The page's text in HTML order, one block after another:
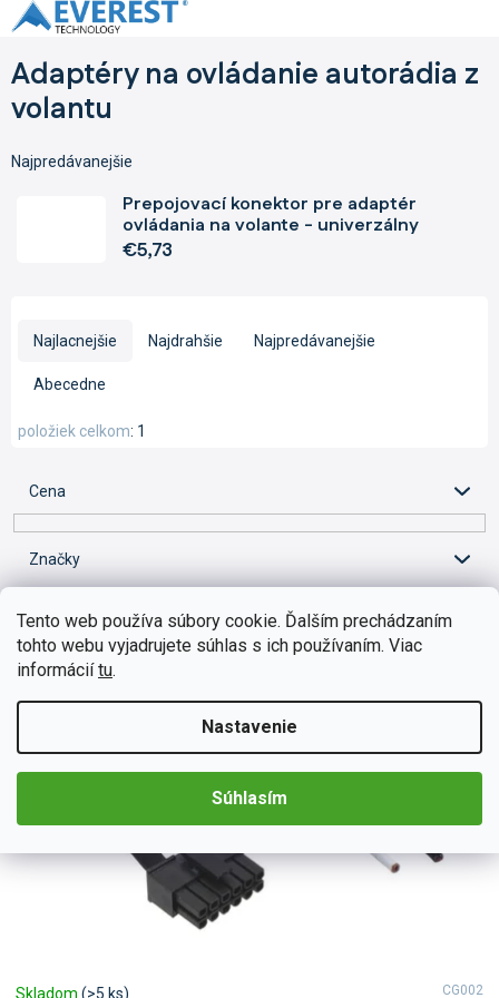
Tento web používa súbory cookie. Ďalším prechádzaním
tohto webu vyjadrujete súhlas s ich používaním. Viac
informáciítu.
Nastavenie
Súhlasím
Prejsť
na
Adaptéry na ovládanie autorádia z
volantu
Najpredávanejšie
Prepojovací konektor pre adaptér
ovládania na volante - univerzálny
€5,73
i
p
r
o
d
u
k
t
o
v
Najlacnejšie Najdrahšie Najpredávanejšie
Abecedne
1
položiek celkom
Cena
Značky
V
ý
p
s
r
o
u
k
Skladom (>5 ks) CG002